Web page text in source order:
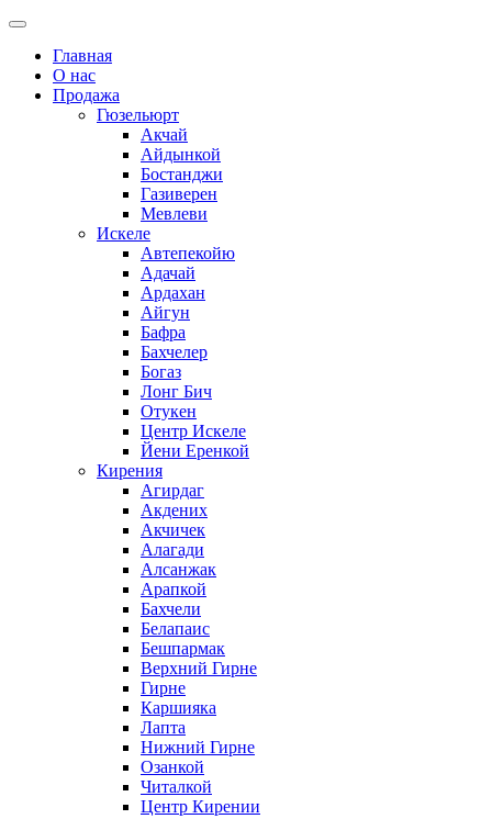
Главная
О нас
Продажа
Гюзельюрт
Акчай
Айдынкой
Бостанджи
Газиверен
Мевлеви
Искеле
Автепекойю
Адачай
Ардахан
Айгун
Бафра
Бахчелер
Богаз
Лонг Бич
Отукен
Центр Искеле
Йени Еренкой
Кирения
Агирдаг
Акдених
Акчичек
Алагади
Алсанжак
Арапкой
Бахчели
Белапаис
Бешпармак
Верхний Гирне
Гирне
Каршияка
Лапта
Нижний Гирне
Озанкой
Читалкой
Центр Кирении